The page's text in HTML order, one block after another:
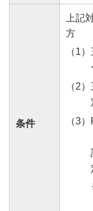
PASMOアプ
（https://
条件
上記
方